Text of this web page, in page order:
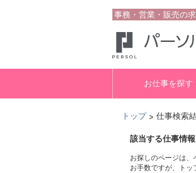
事務・営業・販売の
お仕事を探す
トップ > 仕事検索
該当する仕事情
お探しのページは、
お手数ですが、トッ